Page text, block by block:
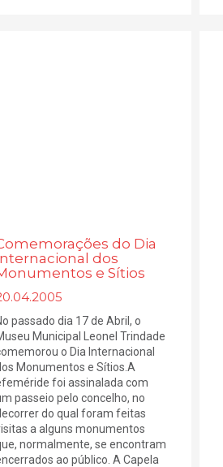
do Dia
dos
e Sítios
passado dia 17 de Abril, o
Municipal Leonel Trindade
o Dia Internacional
Monumentos e Sítios.A
foi assinalada com
passeio pelo concelho, no
do qual foram feitas
a alguns monumentos
normalmente, se encontram
ao público. A Capela